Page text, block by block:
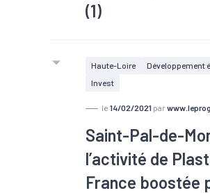
(1)
Haute-Loire
Développement
Invest
le 14/02/2021 par
Saint-Pal-de-
l’activité de
France boostée